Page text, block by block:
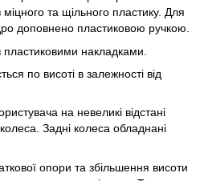
та щільного пластику. Для
доповнено пластиковою ручкою.
пластиковими накладками.
по висоті в залежності від
на невеликі відстані
Задні колеса обладнані
опори та збільшення висоти